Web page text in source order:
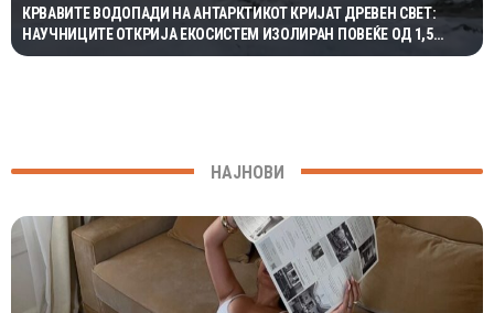
КРВАВИТЕ ВОДОПАДИ НА АНТАРКТИКОТ КРИЈАТ ДРЕВЕН СВЕТ:
НАУЧНИЦИТЕ ОТКРИЈА ЕКОСИСТЕМ ИЗОЛИРАН ПОВЕЌЕ ОД 1,5
МИЛИОНИ ГОДИНИ
НАЈНОВИ